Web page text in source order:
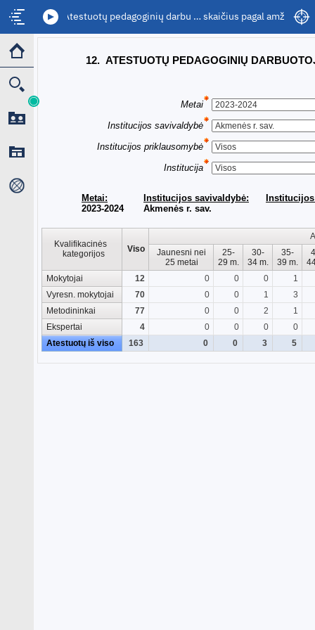
12. Atestuotų pedagoginių darbu … skaičius pagal amžių